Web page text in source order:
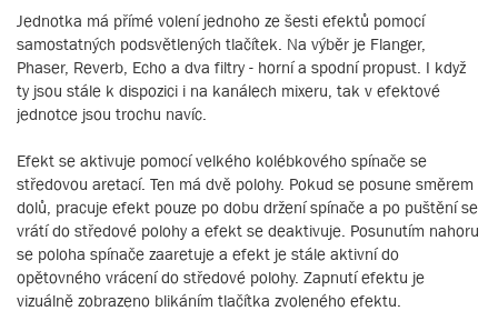
Jednotka má přímé volení jednoho ze šesti efektů pomocí
samostatných podsvětlených tlačítek. Na výběr je Flanger,
Phaser, Reverb, Echo a dva filtry - horní a spodní propust. I když
ty jsou stále k dispozici i na kanálech mixeru, tak v efektové
jednotce jsou trochu navíc.
Efekt se aktivuje pomocí velkého kolébkového spínače se
středovou aretací. Ten má dvě polohy. Pokud se posune směrem
dolů, pracuje efekt pouze po dobu držení spínače a po puštění se
vrátí do středové polohy a efekt se deaktivuje. Posunutím nahoru
se poloha spínače zaaretuje a efekt je stále aktivní do
opětovného vrácení do středové polohy. Zapnutí efektu je
vizuálně zobrazeno blikáním tlačítka zvoleného efektu.